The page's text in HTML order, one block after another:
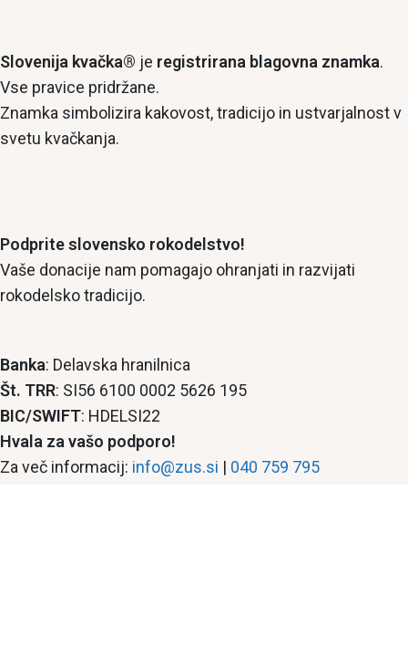
Slovenija kvačka® je registrirana blagovna znamka.
Vse pravice pridržane.
Znamka simbolizira kakovost, tradicijo in ustvarjalnost v
svetu kvačkanja.
Podprite slovensko rokodelstvo!
Vaše donacije nam pomagajo ohranjati in razvijati
rokodelsko tradicijo.
Banka: Delavska hranilnica
Št. TRR: SI56 6100 0002 5626 195
BIC/SWIFT: HDELSI22
Hvala za vašo podporo!
Za več informacij: info@zus.si | 040 759 795